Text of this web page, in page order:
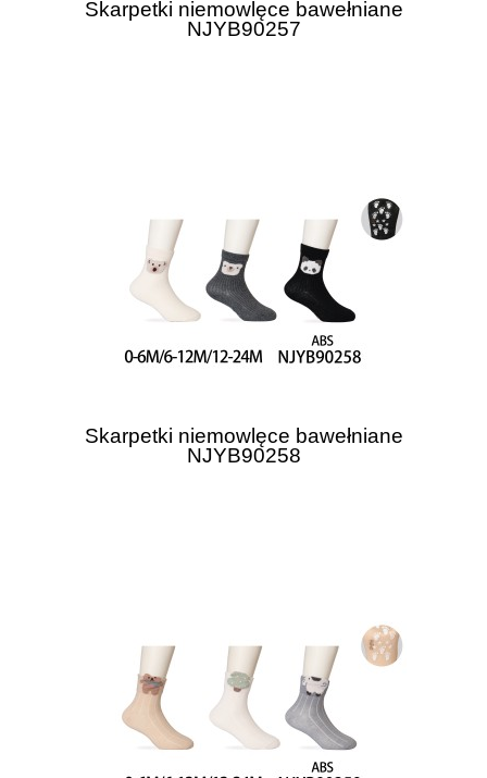
Skarpetki niemowlęce bawełniane
NJYB90257
Skarpetki niemowlęce bawełniane
NJYB90258